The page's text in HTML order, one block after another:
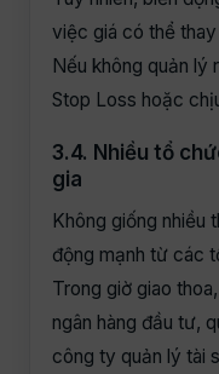
việc giá có thể thay
Nếu không quản lý
Stop Loss hoặc
3.4. Nhiều tổ
gia
Không giống nhiều
động mạnh từ các
Trong giờ giao
ngân hàng đầu tư,
công ty quản lý tài